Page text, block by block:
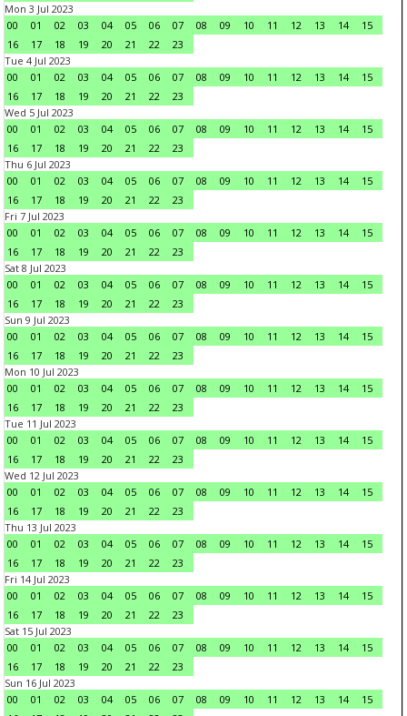
Mon 3 Jul 2023
00
01 02 03 04 05 06 07 08 09 10 11 12 13 14
15
16
17 18 19 20 21 22
23
Tue 4 Jul 2023
00
01 02 03 04 05 06 07 08 09 10 11 12 13 14
15
16
17 18 19 20 21 22
23
Wed 5 Jul 2023
00
01 02 03 04 05 06 07 08 09 10 11 12 13 14
15
16
17 18 19 20 21 22
23
Thu 6 Jul 2023
00
01 02 03 04 05 06 07 08 09 10 11 12 13 14
15
16
17 18 19 20 21 22
23
Fri 7 Jul 2023
00
01 02 03 04 05 06 07 08 09 10 11 12 13 14
15
16
17 18 19 20 21 22
23
Sat 8 Jul 2023
00
01 02 03 04 05 06 07 08 09 10 11 12 13 14
15
16
17 18 19 20 21 22
23
Sun 9 Jul 2023
00
01 02 03 04 05 06 07 08 09 10 11 12 13 14
15
16
17 18 19 20 21 22
23
Mon 10 Jul 2023
00
01 02 03 04 05 06 07 08 09 10 11 12 13 14
15
16
17 18 19 20 21 22
23
Tue 11 Jul 2023
00
01 02 03 04 05 06 07 08 09 10 11 12 13 14
15
16
17 18 19 20 21 22
23
Wed 12 Jul 2023
00
01 02 03 04 05 06 07 08 09 10 11 12 13 14
15
16
17 18 19 20 21 22
23
Thu 13 Jul 2023
00
01 02 03 04 05 06 07 08 09 10 11 12 13 14
15
16
17 18 19 20 21 22
23
Fri 14 Jul 2023
00
01 02 03 04 05 06 07 08 09 10 11 12 13 14
15
16
17 18 19 20 21 22
23
Sat 15 Jul 2023
00
01 02 03 04 05 06 07 08 09 10 11 12 13 14
15
16
17 18 19 20 21 22
23
Sun 16 Jul 2023
00
01 02 03 04 05 06 07 08 09 10 11 12 13 14
15